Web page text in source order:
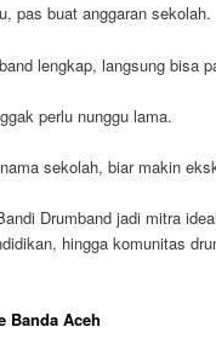
, pas buat anggaran sekolah.
lengkap, langsung bisa
perlu nunggu lama.
sekolah, biar makin
Drumband jadi mitra
hingga komunitas
Banda Aceh